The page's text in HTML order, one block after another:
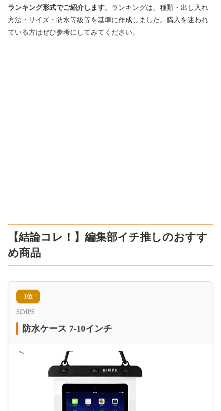
ランキング形式でご紹介します。ランキングは、種類・出し入れ
方法・サイズ・防水等級等を基準に作成しました。購入を迷われ
ている方はぜひ参考にしてみてください。
【結論コレ！】編集部イチ推しのおすす
め商品
1位
SIMPS
防水ケース 7-10インチ
＜